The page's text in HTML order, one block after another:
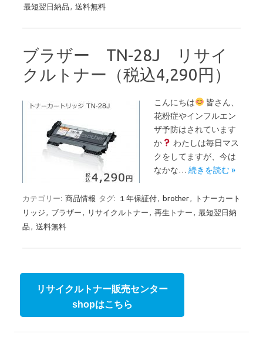
最短翌日納品 , 送料無料
ブラザー TN-28J リサイ
クルトナー（税込4,290円）
こんにちは
皆さん、
花粉症やインフルエン
ザ予防はされています
か
わたしは毎日マス
クをしてますが、今は
なかな… 続きを読む »
カテゴリー: 商品情報 タグ: １年保証付, brother,
トナーカート
リッジ , ブラザー , リサイクルトナー , 再生トナー , 最短翌日納
品 , 送料無料
リサイクルトナー販売センター
shopはこちら